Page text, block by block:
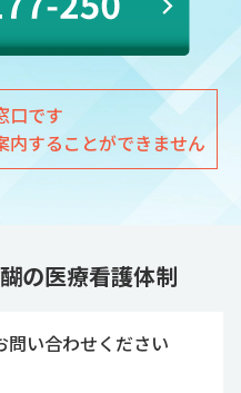
口です
内することができません
の医療看護体制
問い合わせください